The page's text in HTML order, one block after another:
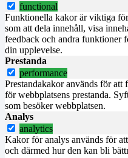
functional
Funktionella kakor är viktiga
som att dela innehåll, visa
feedback och andra funktioner
din upplevelse.
Prestanda
performance
Prestandakakor används för att
för webbplatsens prestanda.
som besöker webbplatsen.
Analys
analytics
Kakor för analys används för
och därmed hur den kan bli